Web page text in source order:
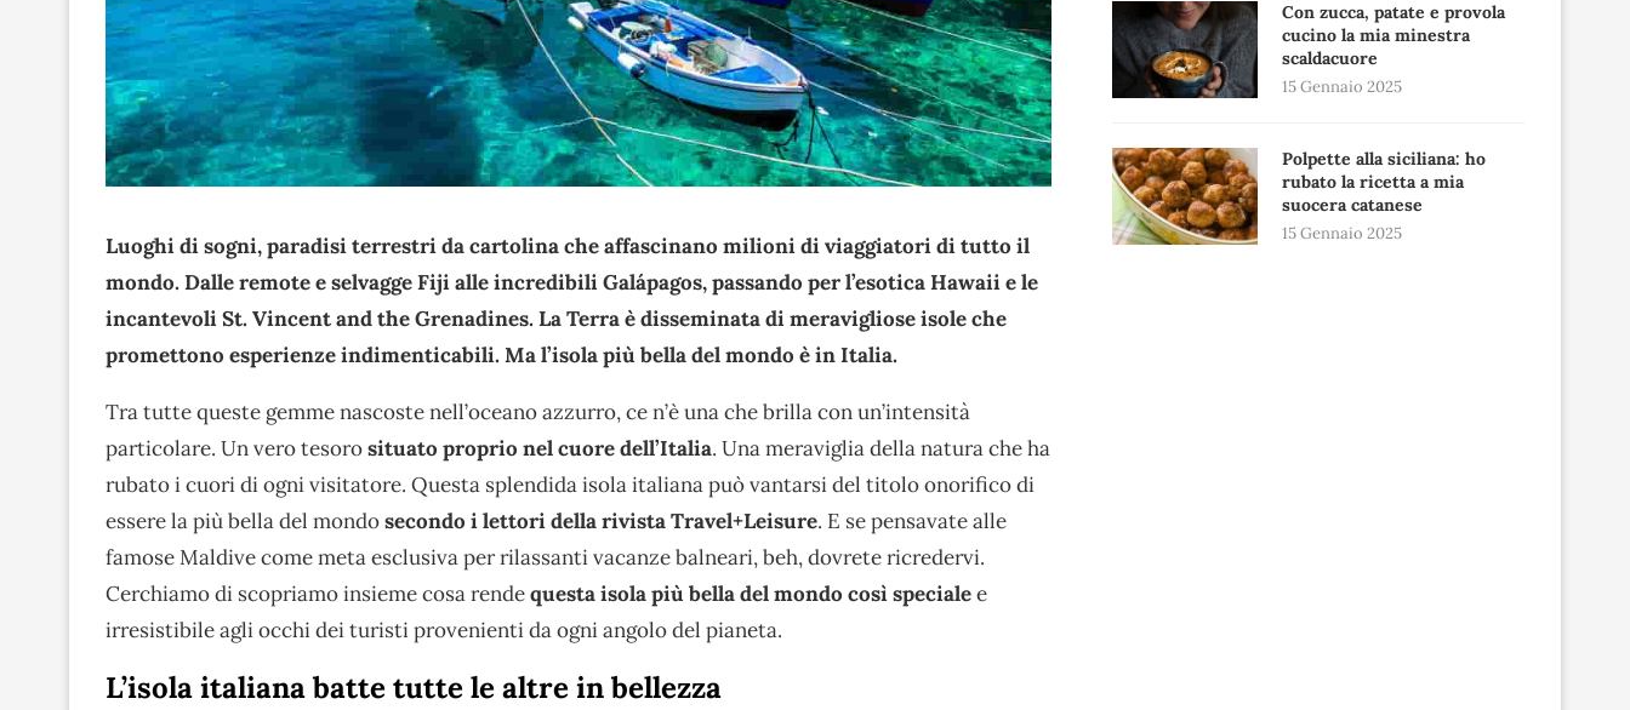
Luoghi di sogni, paradisi terrestri da cartolina che affascinano milioni di viaggiatori di tutto il
mondo. Dalle remote e selvagge Fiji alle incredibili Galápagos, passando per l’esotica Hawaii e le
incantevoli St. Vincent and the Grenadines. La Terra è disseminata di meravigliose isole che
promettono esperienze indimenticabili. Ma l’isola più bella del mondo è in Italia.
Tra tutte queste gemme nascoste nell’oceano azzurro, ce n’è una che brilla con un’intensità
particolare. Un vero tesorosituato proprio nel cuore dell’Italia. Una meraviglia della natura che ha
rubato i cuori di ogni visitatore. Questa splendida isola italiana può vantarsi del titolo onorifico di
essere la più bella del mondosecondo i lettori della rivista Travel+Leisure. E se pensavate alle
famose Maldive come meta esclusiva per rilassanti vacanze balneari, beh, dovrete ricredervi.
Cerchiamo di scopriamo insieme cosa rendequesta isola più bella del mondo così specialee
irresistibile agli occhi dei turisti provenienti da ogni angolo del pianeta.
L’isola italiana batte tutte le altre in bellezza
Con zucca, patate e provola
cucino la mia minestra
scaldacuore
15 Gennaio 2025
Polpette alla siciliana: ho
rubato la ricetta a mia
suocera catanese
15 Gennaio 2025